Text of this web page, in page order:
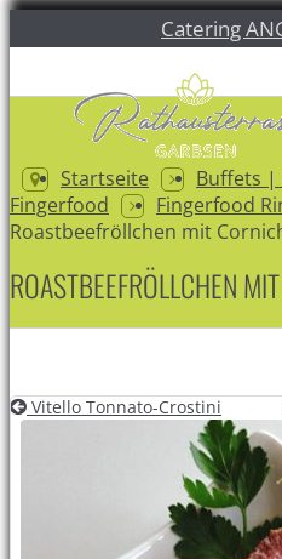
Catering
Startseite
Buffets |
Fingerfood
Fingerfood
Roastbeefröllchen mit
ROASTBEEFRÖLLCHEN
Vitello Tonnato-Crostini